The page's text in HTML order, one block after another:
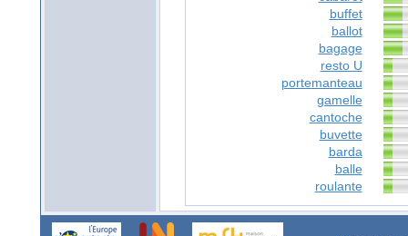
buffet
ballot
bagage
resto U
portemanteau
gamelle
cantoche
buvette
barda
balle
roulante